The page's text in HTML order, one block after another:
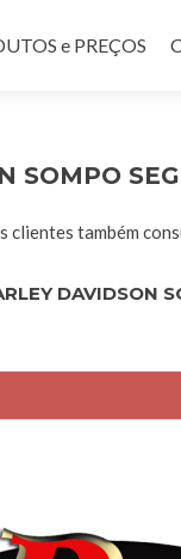
e PREÇOS
SOMPO
clientes também
DAVIDSON